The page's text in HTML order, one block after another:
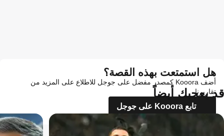
هل استمتعت بهذه القصة؟
أضف Kooora كمصدر مفضل على جوجل للاطلاع على المزيد من
تقاريرنا
تابع Kooora على جوجل
قد يعجبك أيضاً